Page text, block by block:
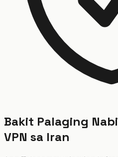
Bakit Palaging
VPN sa Iran